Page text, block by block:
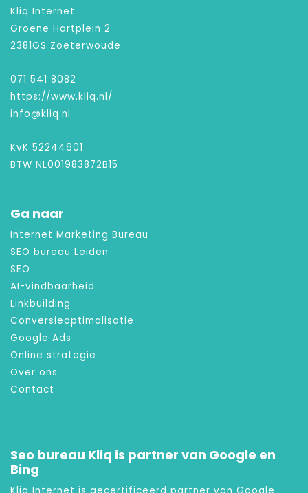
Kliq Internet
Groene Hartplein 2
2381GS Zoeterwoude
071 541 8082
https://www.kliq.nl/
info@kliq.nl
KvK 52244601
BTW NL001983872B15
Ga naar
Internet Marketing Bureau
SEO bureau Leiden
SEO
AI-vindbaarheid
Linkbuilding
Conversieoptimalisatie
Google Ads
Online strategie
Over ons
Contact
Seo bureau Kliq is partner van Google en
Bing